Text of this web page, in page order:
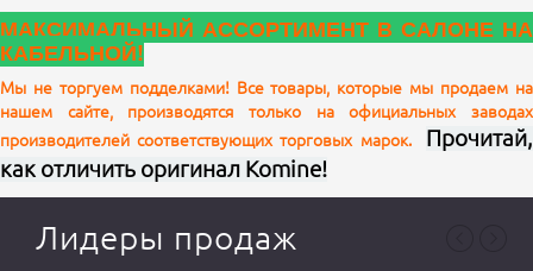
Ваш отзыв
МАКСИМАЛЬНЫЙ АССОРТИМЕНТ В САЛОНЕ НА
КАБЕЛЬНОЙ!
Мы не торгуем подделками! Все товары, которые мы продаем на
нашем сайте, производятся только на официальных заводах
производителей соответствующих торговых марок.
Прочитай,
как отличить оригинал Komine!
Лидеры продаж